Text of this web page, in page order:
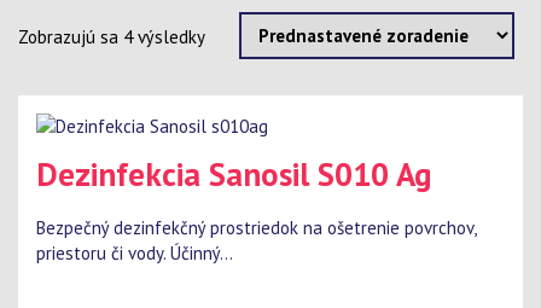
Zobrazujú sa 4 výsledky
Dezinfekcia Sanosil S010 Ag
Bezpečný dezinfekčný prostriedok na ošetrenie povrchov,
priestoru či vody. Účinný...